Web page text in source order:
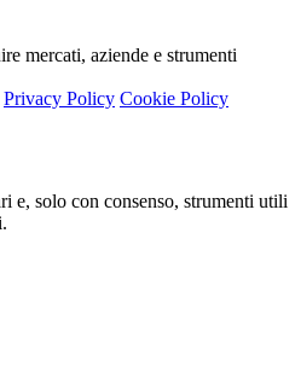
mercati, aziende e strumenti
Privacy Policy Cookie Policy
e, solo con consenso, strumenti utili